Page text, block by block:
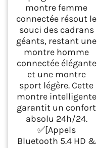
montre femme
connectée résout le
souci des cadrans
géants, restant une
montre homme
connectée élégante
et une montre
sport légère. Cette
montre intelligente
garantit un confort
absolu 24h/24.
✅[Appels
Bluetooth 5.4 HD &